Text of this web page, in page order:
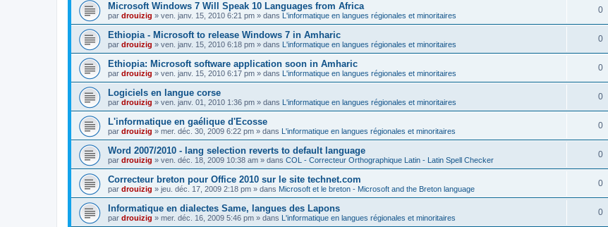
Microsoft Windows 7 Will Speak 10 Languages from Africa
par drouizig » ven. janv. 15, 2010 6:21 pm » dans L'informatique en langues régionales et minoritaires
0
Ethiopia - Microsoft to release Windows 7 in Amharic
par drouizig » ven. janv. 15, 2010 6:18 pm » dans L'informatique en langues régionales et minoritaires
0
Ethiopia: Microsoft software application soon in Amharic
par drouizig » ven. janv. 15, 2010 6:17 pm » dans L'informatique en langues régionales et minoritaires
0
Logiciels en langue corse
par drouizig » ven. janv. 01, 2010 1:36 pm » dans L'informatique en langues régionales et minoritaires
0
L'informatique en gaélique d'Ecosse
par drouizig » mer. déc. 30, 2009 6:22 pm » dans L'informatique en langues régionales et minoritaires
0
Word 2007/2010 - lang selection reverts to default language
par drouizig » ven. déc. 18, 2009 10:38 am » dans COL - Correcteur Orthographique Latin - Latin Spell Checker
0
Correcteur breton pour Office 2010 sur le site technet.com
par drouizig » jeu. déc. 17, 2009 2:18 pm » dans Microsoft et le breton - Microsoft and the Breton language
0
Informatique en dialectes Same, langues des Lapons
par drouizig » mer. déc. 16, 2009 5:46 pm » dans L'informatique en langues régionales et minoritaires
0